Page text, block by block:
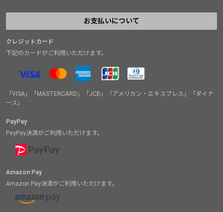
お支払いについて
クレジットカード
下記のカードがご利用いただけます。
「VISA」「MASTERCARD」「JCB」「アメリカン・エキスプレス」「ダイナ
ース」
PayPay
PayPay決済がご利用いただけます。
Amazon Pay
Amazon Pay決済がご利用いただけます。